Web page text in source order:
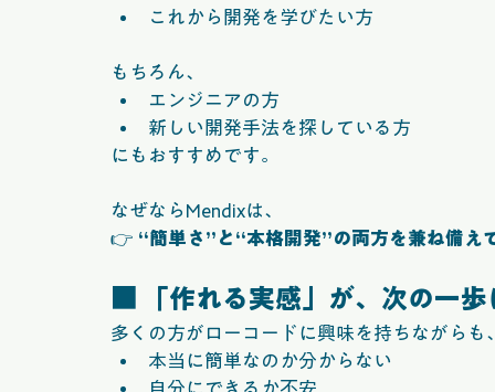
これから開発を学びたい方
もちろん、
エンジニアの方
新しい開発手法を探している方
にもおすすめです。
なぜならMendixは、
👉 “簡単さ”と“本格開発”の両方を兼ね備え
■ 「作れる実感」が、次の一歩
多くの方がローコードに興味を持ちながらも
本当に簡単なのか分からない
自分にできるか不安